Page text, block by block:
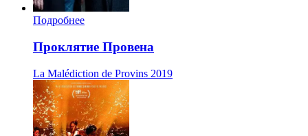
Подробнее
Проклятие Провена
La Malédiction de Provins 2019